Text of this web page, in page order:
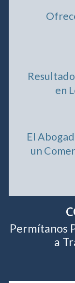
en
El
un
Permítanos
a